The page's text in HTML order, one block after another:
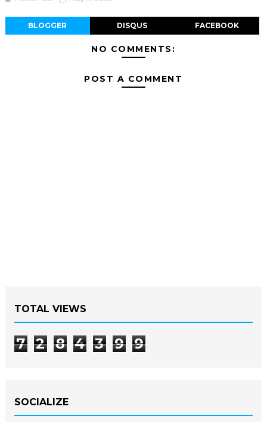
BLOGGER DISQUS FACEBOOK
NO COMMENTS:
POST A COMMENT
TOTAL VIEWS
7 2 8 4 3 9 9
SOCIALIZE